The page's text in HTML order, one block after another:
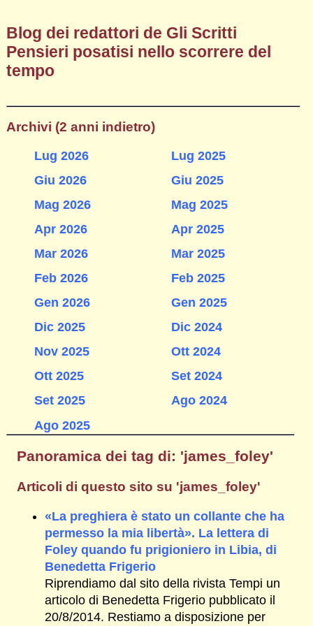
Blog dei redattori de Gli Scritti
Pensieri posatisi nello scorrere del
tempo
Archivi (2 anni indietro)
Lug 2026
Giu 2026
Mag 2026
Apr 2026
Mar 2026
Feb 2026
Gen 2026
Dic 2025
Nov 2025
Ott 2025
Set 2025
Ago 2025
Lug 2025
Giu 2025
Mag 2025
Apr 2025
Mar 2025
Feb 2025
Gen 2025
Dic 2024
Ott 2024
Set 2024
Ago 2024
Panoramica dei tag di: 'james_foley'
Articoli di questo sito su 'james_foley'
«La preghiera è stato un collante che ha
permesso la mia libertà». La lettera di
Foley quando fu prigioniero in Libia, di
Benedetta Frigerio
Riprendiamo dal sito della rivista Tempi un
articolo di Benedetta Frigerio pubblicato il
20/8/2014. Restiamo a disposizione per